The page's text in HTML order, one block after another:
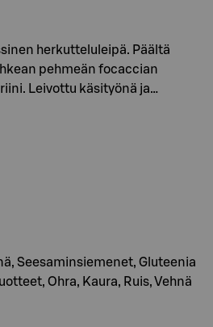
herkutteluleipä. Päältä
pehmeän focaccian
Leivottu käsityönä ja…
Seesaminsiemenet, Gluteenia
Ohra, Kaura, Ruis, Vehnä